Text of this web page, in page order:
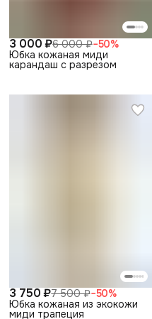
3 000 ₽6 000 ₽−50%
Юбка кожаная миди
карандаш с разрезом
3 750 ₽7 500 ₽−50%
Юбка кожаная из экокожи
миди трапеция